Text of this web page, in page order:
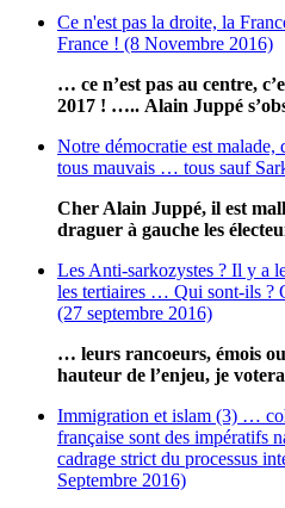
Ce n'est pas la droite, la
France ! (8 Novembre 2016)
… ce n’est pas au centre,
2017 ! ….. Alain Juppé
Notre démocratie est
tous mauvais … tous sauf
Cher Alain Juppé, il est
draguer à gauche les
Les Anti-sarkozystes ? Il y a
les tertiaires … Qui sont-ils ?
(27 septembre 2016)
… leurs rancoeurs, émois
hauteur de l’enjeu, je
Immigration et islam (3) …
française sont des impératifs
cadrage strict du processus
Septembre 2016)